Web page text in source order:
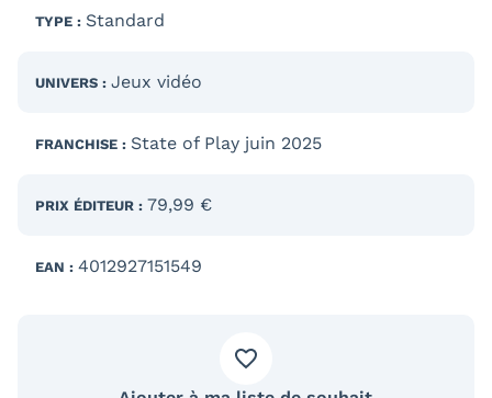
TYPE : Standard
UNIVERS : Jeux vidéo
FRANCHISE : State of Play juin 2025
PRIX ÉDITEUR : 79,99 €
EAN : 4012927151549